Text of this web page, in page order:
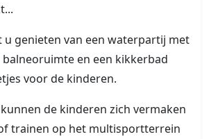
u genieten van een waterpartij met
balneoruimte en een kikkerbad
voor de kinderen.
de kinderen zich vermaken
trainen op het multisportterrein